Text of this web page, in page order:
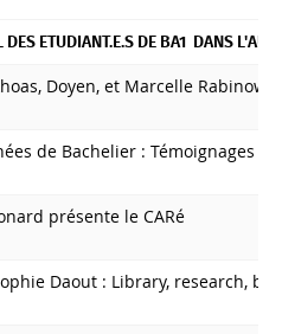
DES ETUDIANT.E.S DE BA1 DANS
Doyen, et Marcelle
de Bachelier : Témoignages
présente le CARé
Daout : Library, research,